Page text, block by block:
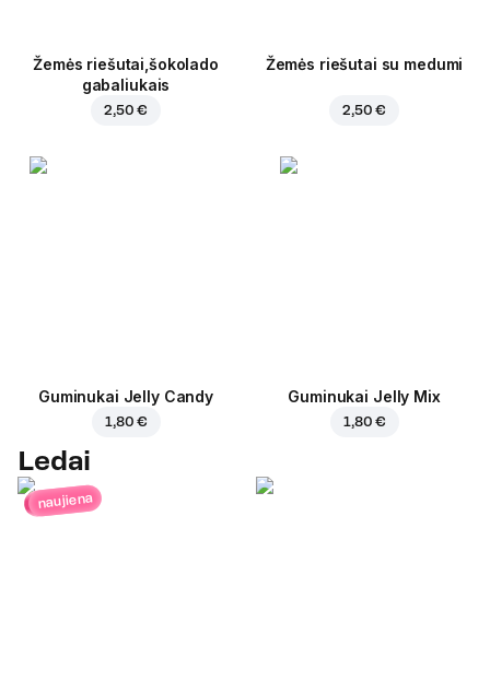
Žemės riešutai,šokolado
gabaliukais
2,50 €
Žemės riešutai su medumi
2,50 €
Guminukai Jelly Candy
1,80 €
Guminukai Jelly Mix
1,80 €
Ledai
naujiena